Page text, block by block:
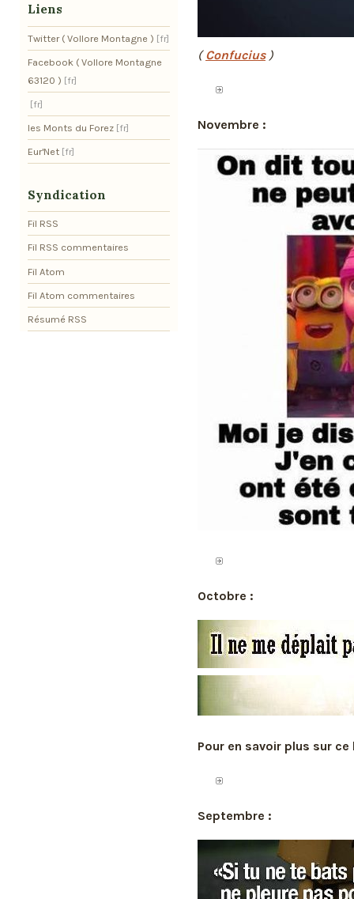
(Confucius)
Novembre :
Octobre :
Pour en savoir plus sur
Septembre :
Liens
Twitter ( Vollore Montagne )
Facebook ( Vollore Montagne
63120 )
les Monts du Forez
Eur'Net
Syndication
Fil RSS
Fil RSS commentaires
Fil Atom
Fil Atom commentaires
Résumé RSS